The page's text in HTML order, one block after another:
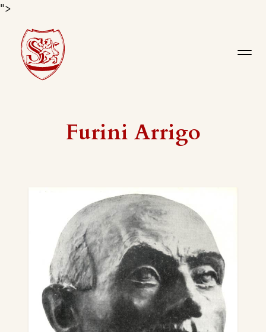
">
Furini Arrigo